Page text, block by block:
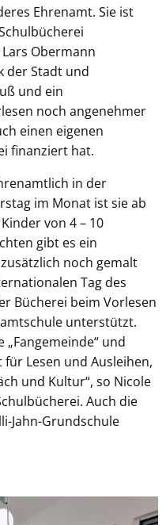
Ehrenamt. Sie ist
Obermann
der Stadt und
und ein
noch angenehmer
einen eigenen
finanziert hat.
in der
im Monat ist sie ab
von 4 – 10
gibt es ein
noch gemalt
Tag des
Bücherei beim Vorlesen
unterstützt.
und
Lesen und Ausleihen,
und Kultur“, so Nicole
Auch die
Jahn-Grundschule